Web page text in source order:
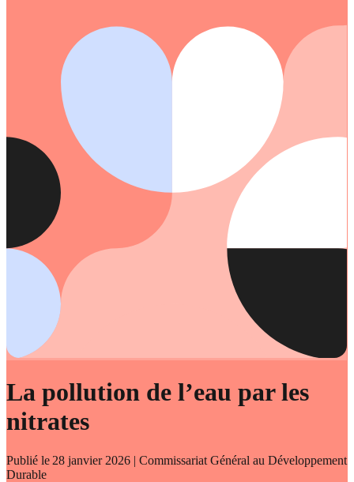
La pollution de l’eau par les
nitrates
Publié le 28 janvier 2026 | Commissariat Général au Développement
Durable